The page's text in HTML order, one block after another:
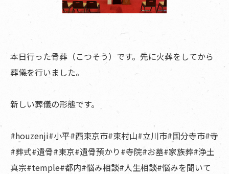
本日行った骨葬（こつそう）です。先に火葬をしてから
葬儀を行いました。
新しい葬儀の形態です。
#houzenji#小平#西東京市#東村山#立川市#国分寺市#寺
#葬式#遺骨#東京#遺骨預かり#寺院#お墓#家族葬#浄土
真宗#temple#都内#悩み相談#人生相談#悩みを聞いて